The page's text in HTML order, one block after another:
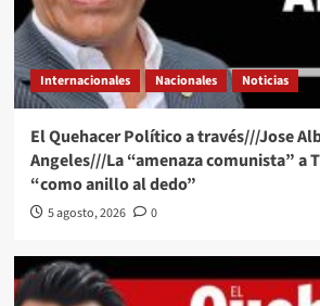
Internacionales Nacionales Noticias
El Quehacer Político a través///Jose
Angeles///La “amenaza comunista” a
“como anillo al dedo”
5 agosto, 2026 0